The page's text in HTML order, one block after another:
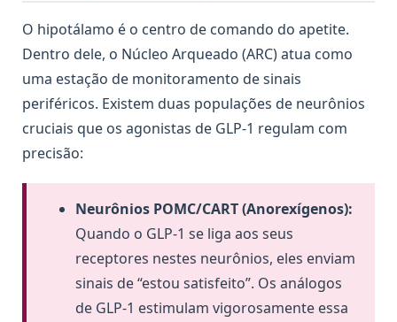
O hipotálamo é o centro de comando do apetite.
Dentro dele, o Núcleo Arqueado (ARC) atua como
uma estação de monitoramento de sinais
periféricos. Existem duas populações de neurônios
cruciais que os agonistas de GLP-1 regulam com
precisão:
Neurônios POMC/CART (Anorexígenos):
Quando o GLP-1 se liga aos seus
receptores nestes neurônios, eles enviam
sinais de “estou satisfeito”. Os análogos
de GLP-1 estimulam vigorosamente essa